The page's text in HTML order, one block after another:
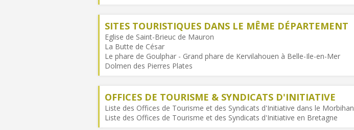
SITES TOURISTIQUES DANS LE MÊME DÉPARTEMENT
Eglise de Saint-Brieuc de Mauron
La Butte de César
Le phare de Goulphar - Grand phare de Kervilahouen à Belle-Ile-en-Mer
Dolmen des Pierres Plates
OFFICES DE TOURISME & SYNDICATS D'INITIATIVE
Liste des Offices de Tourisme et des Syndicats d'Initiative dans le Morbihan
Liste des Offices de Tourisme et des Syndicats d'Initiative en Bretagne